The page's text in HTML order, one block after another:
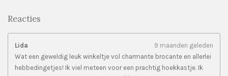
Reacties
Lida
9 maanden geleden
Wat een geweldig leuk winkeltje vol charmante brocante en allerlei
hebbedingetjes! Ik viel meteen voor een prachtig hoekkastje. Ik